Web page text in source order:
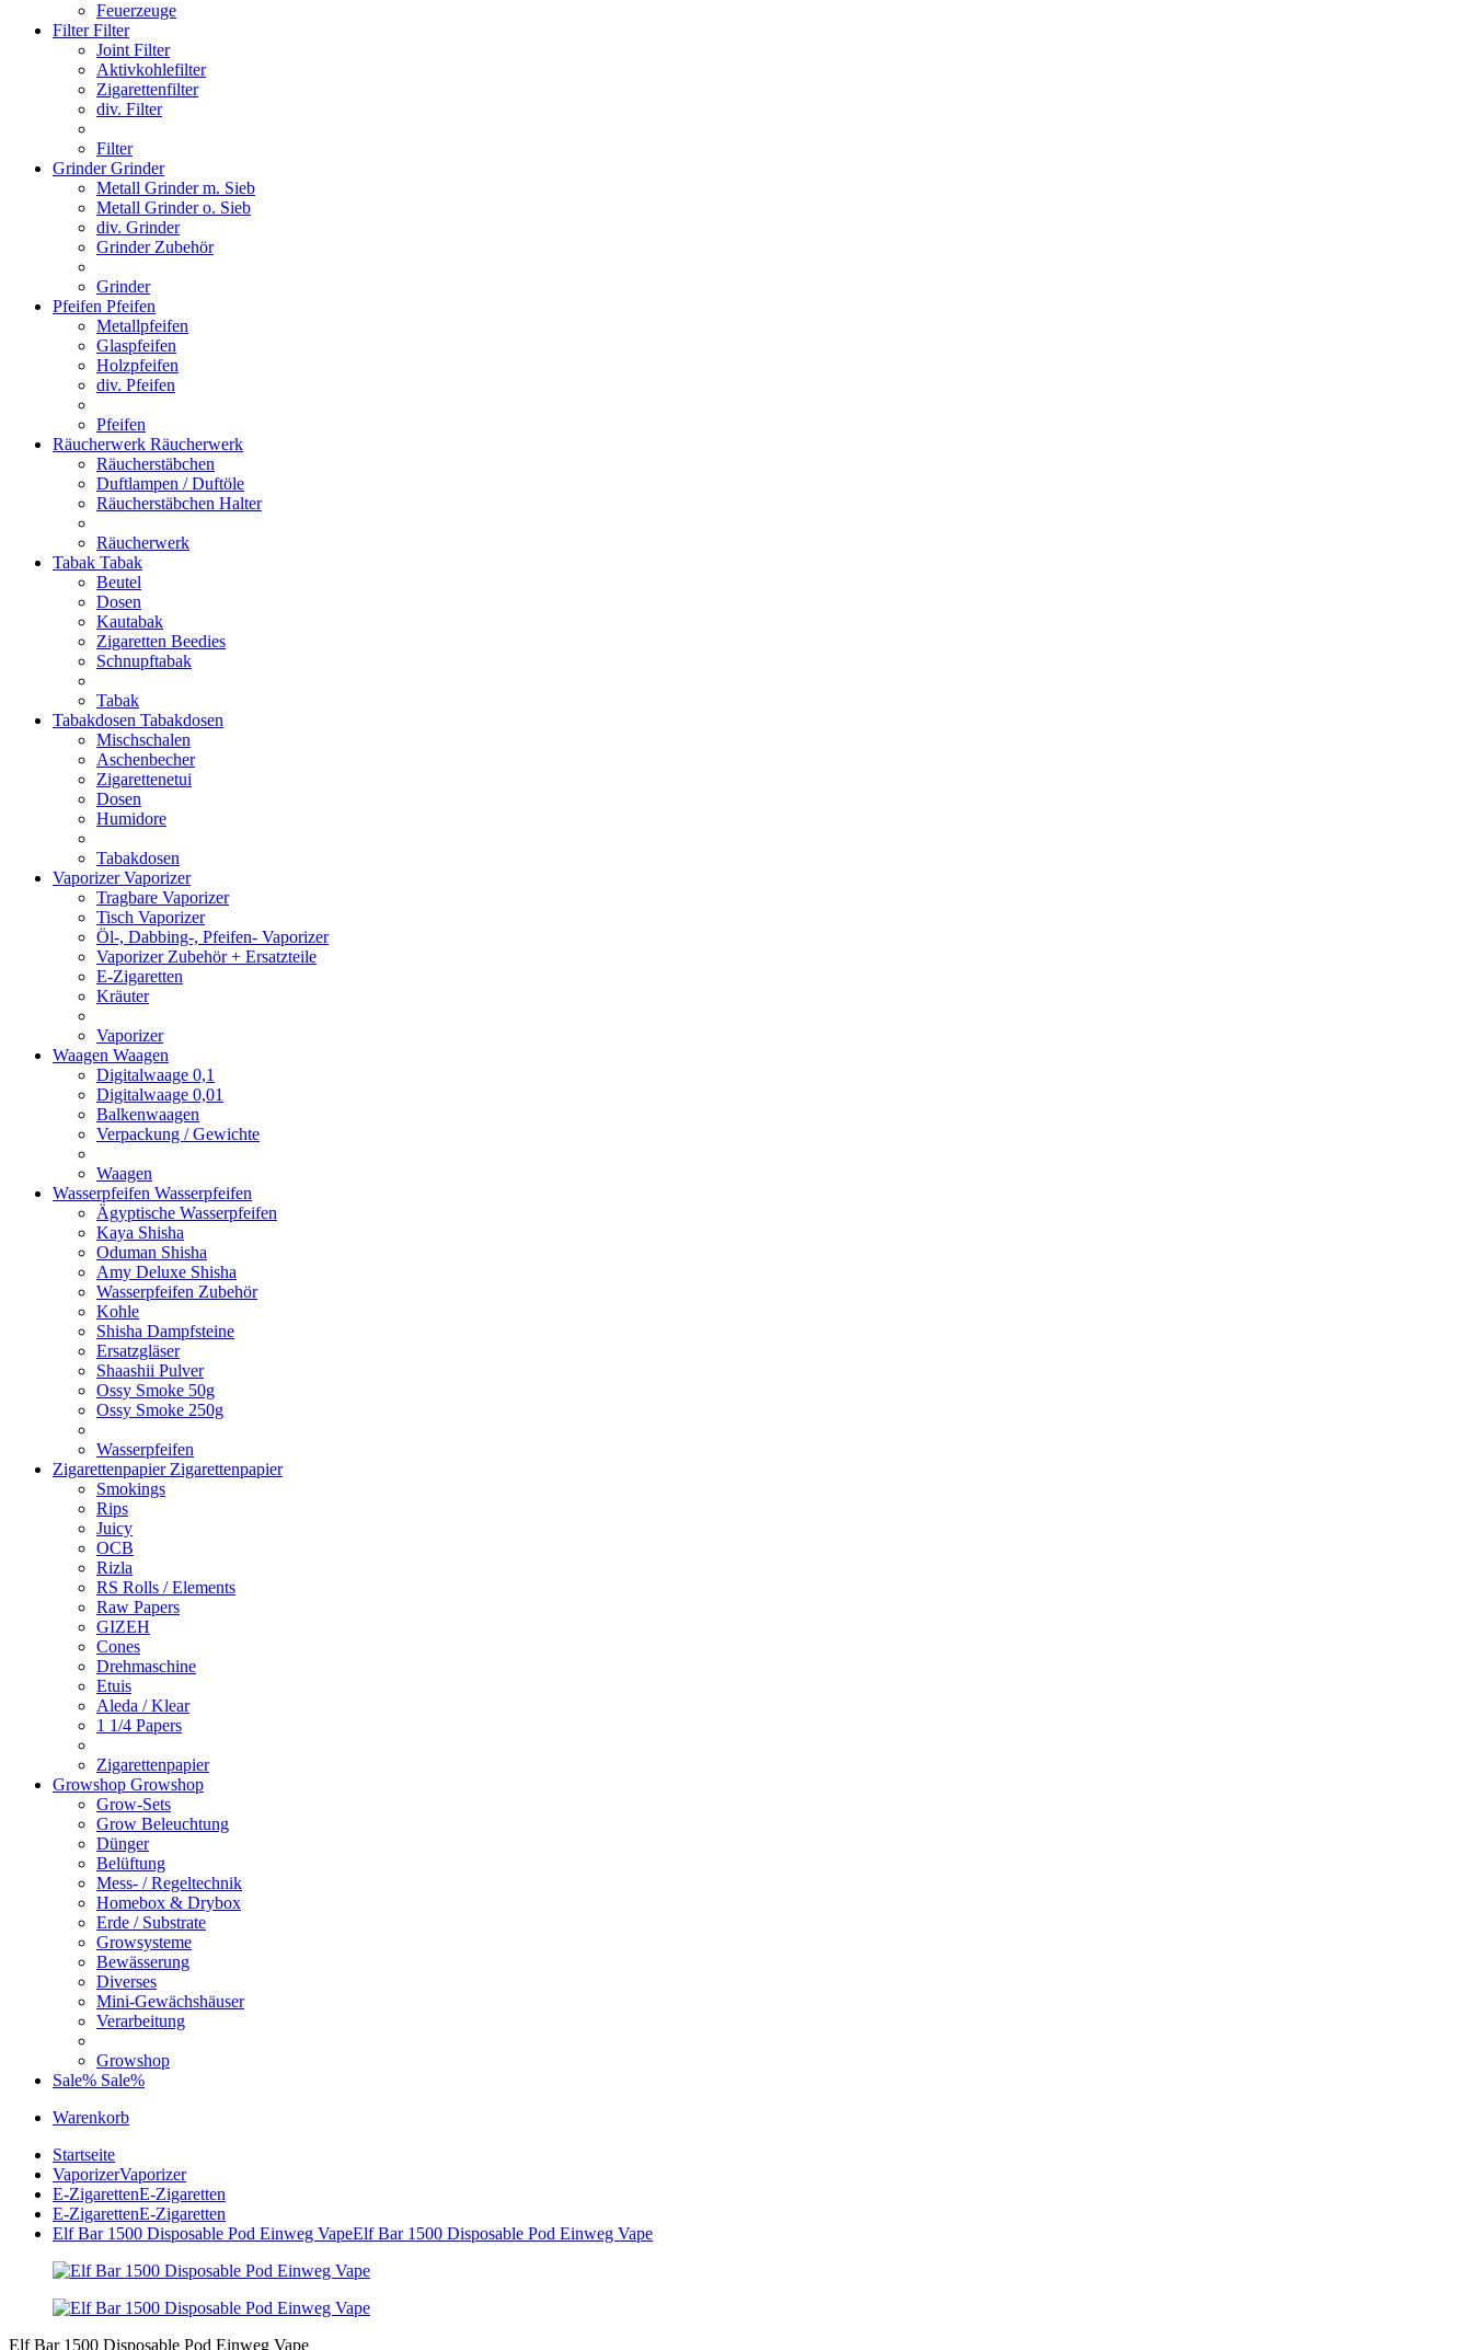
Feuerzeuge
FilterFilter
Joint Filter
Aktivkohlefilter
Zigarettenfilter
div. Filter
Filter
GrinderGrinder
Metall Grinder m. Sieb
Metall Grinder o. Sieb
div. Grinder
Grinder Zubehör
Grinder
Pfeifen Pfeifen
Metallpfeifen
Glaspfeifen
Holzpfeifen
div. Pfeifen
Pfeifen
Räucherwerk Räucherwerk
Räucherstäbchen
Duftlampen / Duftöle
Räucherstäbchen Halter
Räucherwerk
Tabak Tabak
Beutel
Dosen
Kautabak
Zigaretten Beedies
Schnupftabak
Tabak
Tabakdosen Tabakdosen
Mischschalen
Aschenbecher
Zigarettenetui
Dosen
Humidore
Tabakdosen
VaporizerVaporizer
Tragbare Vaporizer
Tisch Vaporizer
Öl-, Dabbing-, Pfeifen- Vaporizer
Vaporizer Zubehör + Ersatzteile
E-Zigaretten
Kräuter
Vaporizer
Waagen Waagen
Digitalwaage 0,1
Digitalwaage 0,01
Balkenwaagen
Verpackung / Gewichte
Waagen
Wasserpfeifen Wasserpfeifen
Ägyptische Wasserpfeifen
Kaya Shisha
Oduman Shisha
Amy Deluxe Shisha
Wasserpfeifen Zubehör
Kohle
Shisha Dampfsteine
Ersatzgläser
Shaashii Pulver
Ossy Smoke 50g
Ossy Smoke 250g
Wasserpfeifen
Zigarettenpapier Zigarettenpapier
Smokings
Rips
Juicy
OCB
Rizla
RS Rolls / Elements
Raw Papers
GIZEH
Cones
Drehmaschine
Etuis
Aleda / Klear
1 1/4 Papers
Zigarettenpapier
Growshop Growshop
Grow-Sets
Grow Beleuchtung
Dünger
Belüftung
Mess- / Regeltechnik
Homebox & Drybox
Erde / Substrate
Growsysteme
Bewässerung
Diverses
Mini-Gewächshäuser
Verarbeitung
Growshop
Sale% Sale%
Warenkorb
Startseite
VaporizerVaporizer
E-ZigarettenE-Zigaretten
E-ZigarettenE-Zigaretten
Elf Bar 1500 Disposable Pod Einweg VapeElf Bar 1500 Disposable Pod Einweg Vape
Elf Bar 1500 Disposable Pod Einweg Vape